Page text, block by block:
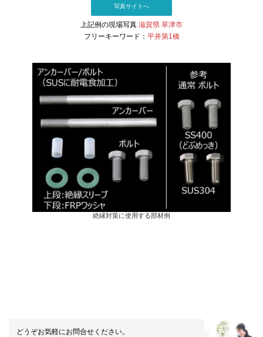
写真サイトへ
上記例の現場写真 滋賀県 草津市
フリーキーワード： 平井第1橋
絶縁対策に使用する部材例
どうぞお気軽にお問合せください。